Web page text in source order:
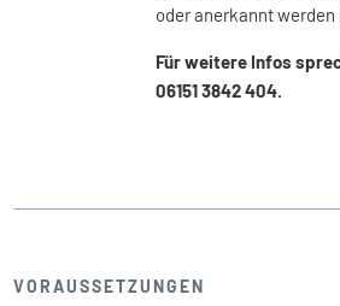
oder anerkannt werden
Für weitere Infos
06151 3842 404.
VORAUSSETZUNGEN